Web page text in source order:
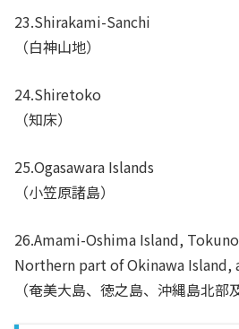
23.Shirakami-Sanchi
（白神山地）
24.Shiretoko
（知床）
25.Ogasawara Islands
（小笠原諸島）
26.Amami-Oshima Island,
Northern part of Okinawa
（奄美大島、徳之島、沖縄島北部